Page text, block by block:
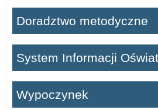
Doradztwo metodyczne
System Informacji
Wypoczynek